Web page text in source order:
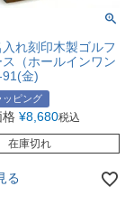
れ刻印木製ゴルフ
（ホールインワン
金)
ッピング
格 ¥8,680税込
在庫切れ
る